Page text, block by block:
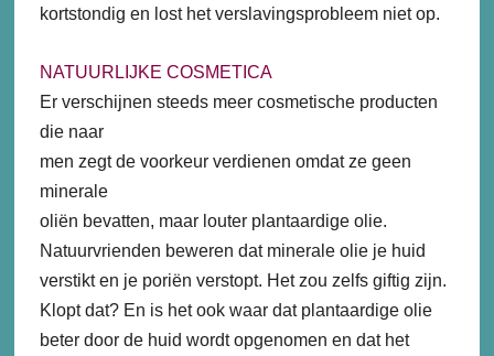
kortstondig en lost het verslavingsprobleem niet op.
NATUURLIJKE COSMETICA
Er verschijnen steeds meer cosmetische producten
die naar
men zegt de voorkeur verdienen omdat ze geen
minerale
oliën bevatten, maar louter plantaardige olie.
Natuurvrienden beweren dat minerale olie je huid
verstikt en je poriën verstopt. Het zou zelfs giftig zijn.
Klopt dat? En is het ook waar dat plantaardige olie
beter door de huid wordt opgenomen en dat het